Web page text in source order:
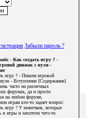
Забыли пароль ?
- Как создать игру ? -
движок с нуля -
игру ? - Пишем игровой
- Вступление [Содержание]
часто на различных
форумах, да и просто
на любом форуме,
играм кто-то задает вопрос:
игру ? У новичков, которые
в игры и захотели чего-то